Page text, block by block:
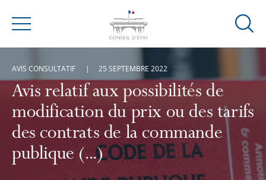
Menu
Ouvrir
Avis relatif aux possibilités de
modification du prix ou des tarifs
des contrats de la commande
publique (...)
AVIS CONSULTATIF 25 SEPTEMBRE 2022